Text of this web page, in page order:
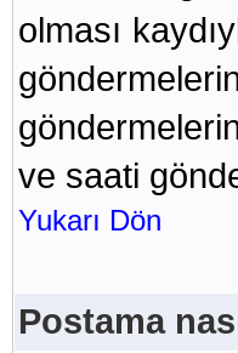
olması
ve saati
Yukarı Dön
Postama